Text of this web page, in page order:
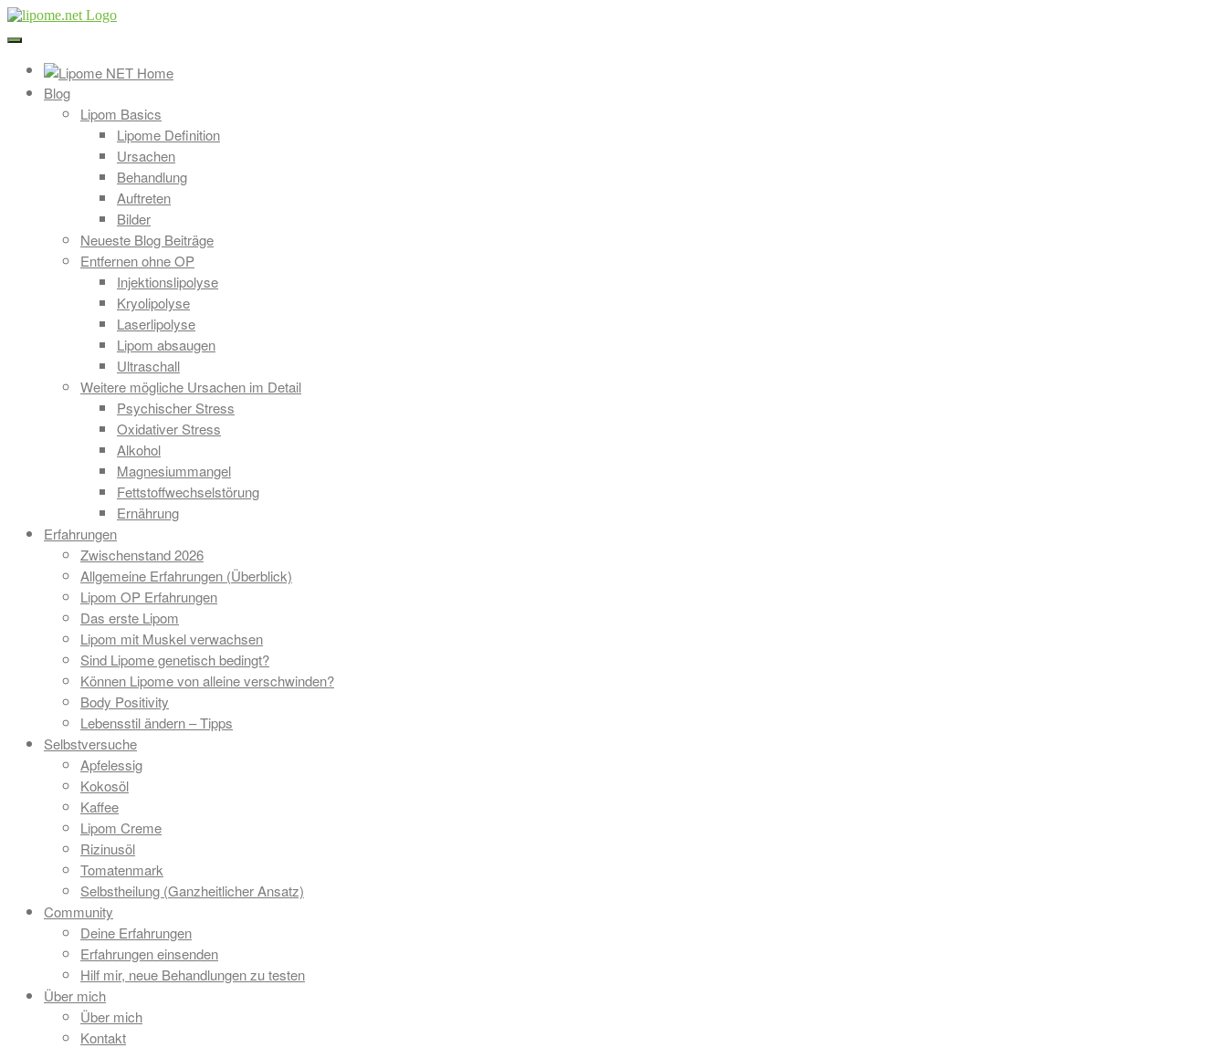
Direkt
Inhalt
Blog
Lipom Basics
Lipome Definition
Ursachen
Behandlung
Auftreten
Bilder
Neueste Blog Beiträge
Entfernen ohne OP
Injektionslipolyse
Kryolipolyse
Laserlipolyse
Lipom absaugen
Ultraschall
Weitere mögliche Ursachen im Detail
Psychischer Stress
Oxidativer Stress
Alkohol
Magnesiummangel
Fettstoffwechselstörung
Ernährung
Erfahrungen
Zwischenstand 2026
Allgemeine Erfahrungen (Überblick)
Lipom OP Erfahrungen
Das erste Lipom
Lipom mit Muskel verwachsen
Sind Lipome genetisch bedingt?
Können Lipome von alleine verschwinden?
Body Positivity
Lebensstil ändern – Tipps
Selbstversuche
Apfelessig
Kokosöl
Kaffee
Lipom Creme
Rizinusöl
Tomatenmark
Selbstheilung (Ganzheitlicher Ansatz)
Community
Deine Erfahrungen
Erfahrungen einsenden
Hilf mir, neue Behandlungen zu testen
Über mich
Über mich
Kontakt